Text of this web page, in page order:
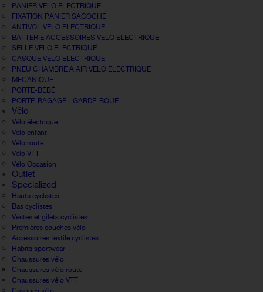
PANIER VELO ELECTRIQUE
FIXATION PANIER SACOCHE
ANTIVOL VELO ELECTRIQUE
BATTERIE ACCESSOIRES VELO ELECTRIQUE
SELLE VELO ELECTRIQUE
CASQUE VELO ELECTRIQUE
PNEU CHAMBRE A AIR VELO ELECTRIQUE
MECANIQUE
PORTE-BÉBÉ
PORTE-BAGAGE - GARDE-BOUE
Vélo
Vélo électrique
Vélo enfant
Vélo route
Vélo VTT
Vélo Occasion
Outlet
Specialized
Hauts cyclistes
Bas cyclistes
Vestes et gilets cyclistes
Premières couches vélo
Accessoires textile cyclistes
Habits sportwear
Chaussures vélo
Chaussures vélo route
Chaussures vélo VTT